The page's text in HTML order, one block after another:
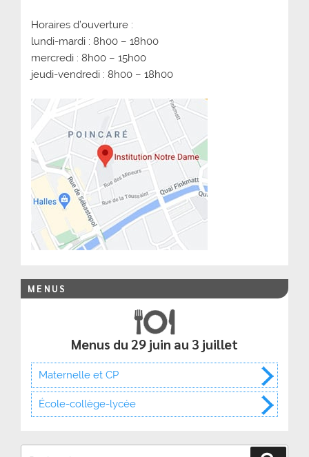
Horaires d’ouverture :
lundi-mardi : 8h00 – 18h00
mercredi : 8h00 – 15h00
jeudi-vendredi : 8h00 – 18h00
MENUS
Menus du 29 juin au 3 juillet
Maternelle et CP
École-collège-lycée